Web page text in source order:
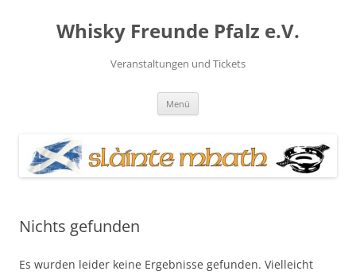
springenWhisky Freunde Pfalz e.V.
Veranstaltungen und Tickets
Menü
Nichts gefunden
Es wurden leider keine Ergebnisse gefunden. Vielleicht